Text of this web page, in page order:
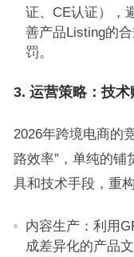
证、CE认证），
善产品Listing的
罚。
3. 运营策略：技
2026年跨境电商的
路效率”，单纯的铺
具和技术手段，重
内容生产：利用
成差异化的产品